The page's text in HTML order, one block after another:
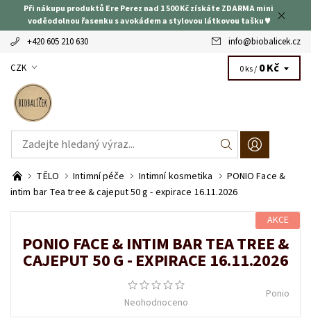
Při nákupu produktů Ere Perez nad 1 500 Kč získáte ZDARMA mini
voděodolnou řasenku s avokádem a stylovou látkovou tašku ♥
+420 605 210 630 info@biobalicek.cz
CZK 0 ks / 0 Kč
TĚLO Intimní péče Intimní kosmetika
PONIO Face &
intim bar Tea tree & cajeput 50 g - expirace 16.11.2026
AKCE
PONIO FACE & INTIM BAR TEA TREE &
CAJEPUT 50 G - EXPIRACE 16.11.2026
Neohodnoceno
Ponio